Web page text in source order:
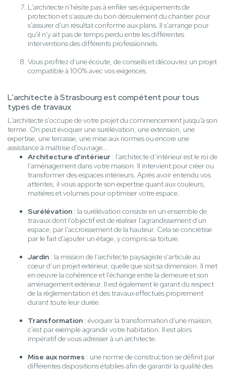
L'architecte n'hésite pas à enfiler ses équipements de
protection et s’assure du bon déroulement du chantier pour
s'assurer d'un résultat conforme aux plans. Il s'arrange pour
qu'il n'y ait pas de temps perdu entre les différentes
interventions des différents professionnels.
Vous profitez d'une écoute, de conseils et découvrez un projet
compatible à 100% avec vos exigences.
L'architecte à Strasbourg est compétent pour tous
types de travaux
L'architecte s'occupe de votre projet du commencement jusqu'à son
terme. On peut évoquer une surélévation, une extension, une
expertise, une terrasse, une mise aux normes ou encore une
assistance à maîtrise d'ouvrage...
Architecture d'intérieur : l’architecte d’intérieur est le roi de
l’aménagement dans votre maison. Il intervient pour créer ou
transformer des espaces intérieurs. Après avoir entendu vos
attentes, il vous apporte son expertise quant aux couleurs,
matières et volumes pour optimiser votre espace.
Surélévation : la surélévation consiste en un ensemble de
travaux dont l'objectif est de réaliser l'agrandissement d'un
espace, par l'accroissement de la hauteur. Cela se concrétise
par le fait d'ajouter un étage, y compris sa toiture.
Jardin : la mission de l’architecte paysagiste s'articule au
cœur d’un projet extérieur, quelle que soit sa dimension. Il met
en oeuvre la cohérence et l'échange entre la demeure et son
aménagement extérieur. Il est également le garant du respect
de la réglementation et des travaux effectués proprement
durant toute leur durée.
Transformation : évoquer la transformation d'une maison,
c'est par exemple agrandir votre habitation. Il est alors
impératif de vous adresser à un architecte.
Mise aux normes : une norme de construction se définit par
différentes dispositions établies afin de garantir la qualité des